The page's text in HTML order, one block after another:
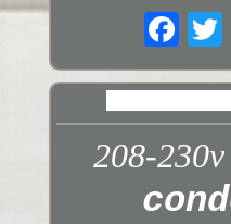
208-230v